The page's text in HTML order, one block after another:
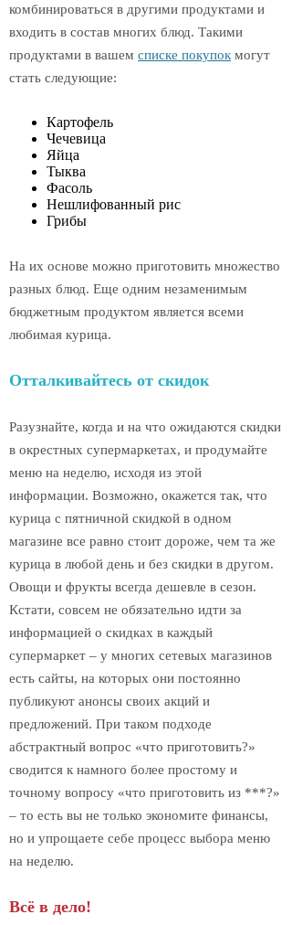
комбинироваться в другими продуктами и
входить в состав многих блюд. Такими
продуктами в вашем списке покупок могут
стать следующие:
Картофель
Чечевица
Яйца
Тыква
Фасоль
Нешлифованный рис
Грибы
На их основе можно приготовить множество
разных блюд. Еще одним незаменимым
бюджетным продуктом является всеми
любимая курица.
Отталкивайтесь от скидок
Разузнайте, когда и на что ожидаются скидки
в окрестных супермаркетах, и продумайте
меню на неделю, исходя из этой
информации. Возможно, окажется так, что
курица с пятничной скидкой в одном
магазине все равно стоит дороже, чем та же
курица в любой день и без скидки в другом.
Овощи и фрукты всегда дешевле в сезон.
Кстати, совсем не обязательно идти за
информацией о скидках в каждый
супермаркет – у многих сетевых магазинов
есть сайты, на которых они постоянно
публикуют анонсы своих акций и
предложений. При таком подходе
абстрактный вопрос «что приготовить?»
сводится к намного более простому и
точному вопросу «что приготовить из ***?»
– то есть вы не только экономите финансы,
но и упрощаете себе процесс выбора меню
на неделю.
Всё в дело!